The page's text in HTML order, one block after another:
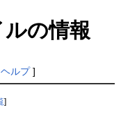
の情報
ヘルプ]